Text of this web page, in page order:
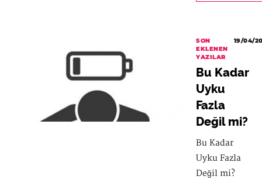
SON
EKLENEN
YAZILAR
19/04/
Bu Kadar
Uyku
Fazla
Değil mi?
Bu Kadar
Uyku Fazla
Değil mi?